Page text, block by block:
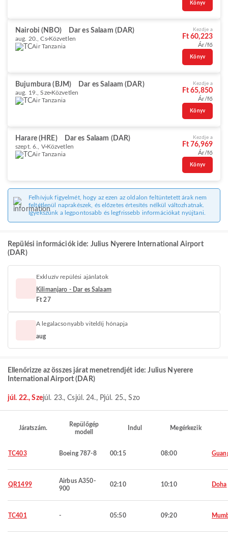
Könyv
Nairobi (NBO) Dar es Salaam (DAR)
aug. 20., Cs Közvetlen
Air Tanzania
Kezdje a
Ft 60,223
Ár/fő
Könyv
Bujumbura (BJM) Dar es Salaam (DAR)
aug. 19., Sze Közvetlen
Air Tanzania
Kezdje a
Ft 65,850
Ár/fő
Könyv
Harare (HRE) Dar es Salaam (DAR)
szept. 6., V Közvetlen
Air Tanzania
Kezdje a
Ft 76,969
Ár/fő
Könyv
Felhívjuk figyelmét, hogy az ezen az oldalon feltüntetett árak nem
feltétlenül naprakészek, és előzetes értesítés nélkül változhatnak.
Igyekszünk a legpontosabb és legfrissebb információkat nyújtani.
Repülési információk ide: Julius Nyerere International Airport
(DAR)
Exkluzív repülési ajánlatok
Kilimanjaro - Dar es Salaam
Ft 27
A legalacsonyabb viteldíj hónapja
aug
Ellenőrizze az összes járat menetrendjét ide: Julius Nyerere
International Airport (DAR)
júl. 22., Szejúl. 23., Csjúl. 24., Pjúl. 25., Szo
Járatszám.
Repülőgép
modell
Indul Megérkezik
TC403 Boeing 787-8 00:15 08:00
QR1499
Airbus A350-
900
02:10 10:10 Doha
TC401 - 05:50 09:20